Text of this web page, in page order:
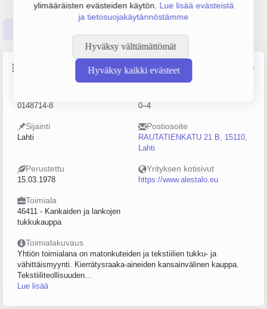
ylimääräisten evästeiden käytön. Lue lisää evästeistä
ja tietosuojakäytännöstämme
Hyväksy välttämättömät
Hyväksy kaikki evästeetLähde: YTJ, PRH, Traficom
0148714-8 0–4
Sijainti
Lahti
Postiosoite
RAUTATIENKATU 21 B, 15110,
Lahti
Perustettu
15.03.1978
Yrityksen kotisivut
https://www.alestalo.eu
Toimiala
46411 - Kankaiden ja lankojen
tukkukauppa
Toimialakuvaus
Yhtiön toimialana on matonkuteiden ja tekstiilien tukku- ja
vähittäismyynti. Kierrätysraaka-aineiden kansainvälinen kauppa.
Tekstiiliteollisuuden...
Lue lisää